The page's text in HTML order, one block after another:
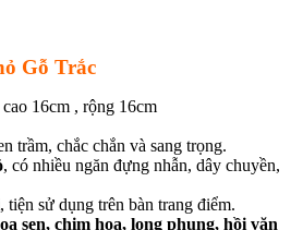
Gỗ Trắc
16cm , rộng 16cm
trầm, chắc chắn và sang trọng.
, có nhiều ngăn đựng nhẫn, dây chuyền,
, tiện sử dụng trên bàn trang điểm.
sen, chim hoa, long phụng, hồi văn